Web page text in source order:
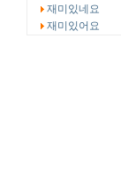
재미있네요
재미있어요